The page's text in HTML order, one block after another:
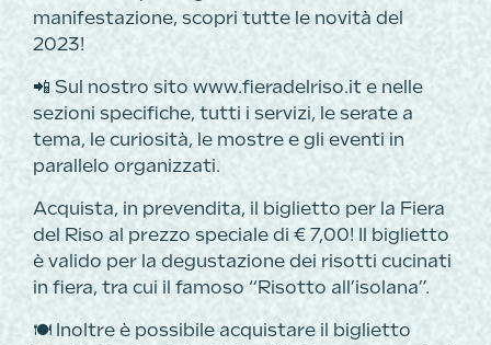
manifestazione, scopri tutte le novità del
2023!
📲 Sul nostro sito www.fieradelriso.it e nelle
sezioni specifiche, tutti i servizi, le serate a
tema, le curiosità, le mostre e gli eventi in
parallelo organizzati.
Acquista, in prevendita, il biglietto per la Fiera
del Riso al prezzo speciale di € 7,00! Il biglietto
è valido per la degustazione dei risotti cucinati
in fiera, tra cui il famoso “Risotto all’isolana”.
🍽️ Inoltre è possibile acquistare il biglietto